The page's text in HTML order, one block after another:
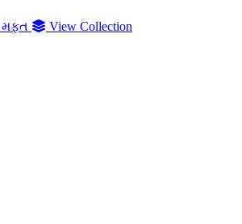
મફત
View Collection